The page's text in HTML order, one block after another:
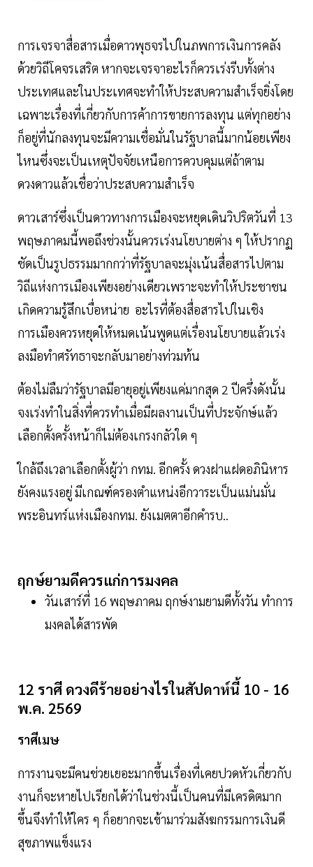
การเจรจาสื่อสารเมื่อดาวพุธจรไปในภพการเงินการคลัง
ด้วยวิถีโคจรเสริต หากจะเจรจาอะไรก็ควรเร่งรีบทั้งต่าง
ประเทศและในประเทศจะทำให้ประสบความสำเร็จยิ่งโดย
เฉพาะเรื่องที่เกี่ยวกับการค้าการขายการลงทุน แต่ทุกอย่าง
ก็อยู่ที่นักลงทุนจะมีความเชื่อมั่นในรัฐบาลนี้มากน้อยเพียง
ไหนซึ่งจะเป็นเหตุปัจจัยเหนือการควบคุมแต่ถ้าตาม
ดวงดาวแล้วเชื่อว่าประสบความสำเร็จ
ดาวเสาร์ซึ่งเป็นดาวทางการเมืองจะหยุดเดินวิปริตวันที่ 13
พฤษภาคมนี้พอถึงช่วงนั้นควรเร่งนโยบายต่าง ๆ ให้ปรากฏ
ชัดเป็นรูปธรรมมากกว่าที่รัฐบาลจะมุ่งเน้นสื่อสารไปตาม
วิถีแห่งการเมืองเพียงอย่างเดียวเพราะจะทำให้ประชาชน
เกิดความรู้สึกเบื่อหน่าย อะไรที่ต้องสื่อสารไปในเชิง
การเมืองควรหยุดให้หมดเน้นพูดแต่เรื่องนโยบายแล้วเร่ง
ลงมือทำศรัทธาจะกลับมาอย่างท่วมท้น
ต้องไม่ลืมว่ารัฐบาลมีอายุอยู่เพียงแค่มากสุด 2 ปีครึ่งดังนั้น
จงเร่งทำในสิ่งที่ควรทำเมื่อมีผลงานเป็นที่ประจักษ์แล้ว
เลือกตั้งครั้งหน้าก็ไม่ต้องเกรงกลัวใด ๆ
ใกล้ถึงเวลาเลือกตั้งผู้ว่า กทม. อีกครั้ง ดวงฝาแฝดอภินิหาร
ยังคงแรงอยู่ มีเกณฑ์ครองตำแหน่งอีกวาระเป็นแม่นมั่น
พระอินทร์แห่งเมืองกทม. ยังเมตตาอีกคำรบ..
ฤกษ์ยามดีควรแก่การมงคล
วันเสาร์ที่ 16 พฤษภาคม ฤกษ์งามยามดีทั้งวัน ทำการ
มงคลได้สารพัด
12 ราศี ดวงดีร้ายอย่างไรในสัปดาห์นี้ 10 - 16
พ.ค. 2569
ราศีเมษ
การงานจะมีคนช่วยเยอะมากขึ้นเรื่องที่เคยปวดหัวเกี่ยวกับ
งานก็จะหายไปเรียกได้ว่าในช่วงนี้เป็นคนที่มีเครดิตมาก
ขึ้นจึงทำให้ใคร ๆ ก็อยากจะเข้ามาร่วมสังฆกรรมการเงินดี
สุขภาพแข็งแรง